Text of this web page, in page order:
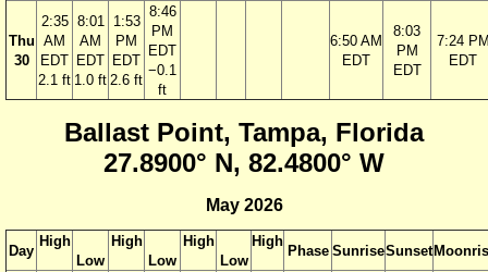
Thu
30
2:35
AM
EDT
2.1 ft
8:01
AM
EDT
1.0 ft
1:53
PM
EDT
2.6 ft
8:46
PM
EDT
−0.1
ft
6:50 AM
EDT
8:03
PM
EDT
7:24
EDT
Ballast Point, Tampa, Florida
27.8900° N, 82.4800° W
May 2026
Day
High
Low
High
Low
High
Low
High
Phase SunriseSunset